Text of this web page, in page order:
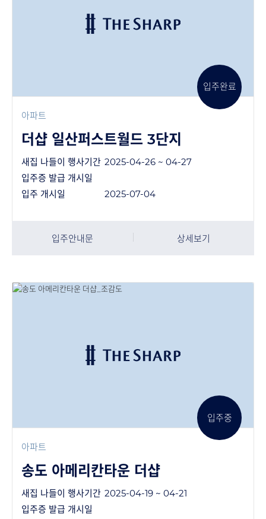
입주완료
아파트
더샵 일산퍼스트월드 3단지
새집 나들이 행사기간 2025-04-26 ~ 04-27
입주증 발급 개시일
입주 개시일
2025-07-04
입주안내문 상세보기
입주중
아파트
송도 아메리칸타운 더샵
새집 나들이 행사기간 2025-04-19 ~ 04-21
입주증 발급 개시일